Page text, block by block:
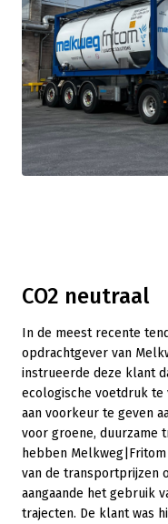
CO2 neutraal
In de meest recente
opdrachtgever van
instrueerde deze klant
ecologische voetdruk te
aan voorkeur te geven
voor groene, duurzame
hebben
van de transportprijzen
aangaande het gebruik
trajecten. De klant was